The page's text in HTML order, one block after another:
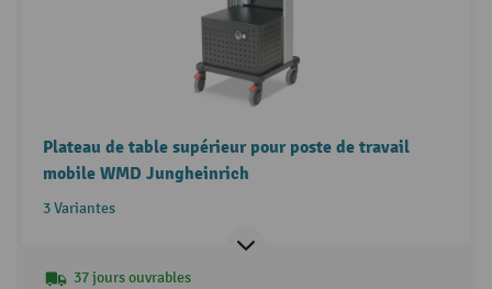
Plateau de table supérieur pour poste de travail
mobile WMD Jungheinrich
3 Variantes
37 jours ouvrables